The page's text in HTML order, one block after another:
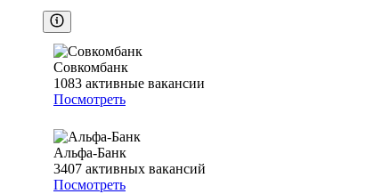
Совкомбанк
1083 активные вакансии
Посмотреть
Альфа-Банк
3407 активных вакансий
Посмотреть